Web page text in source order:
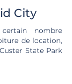
City
nombre
de location,
State Park